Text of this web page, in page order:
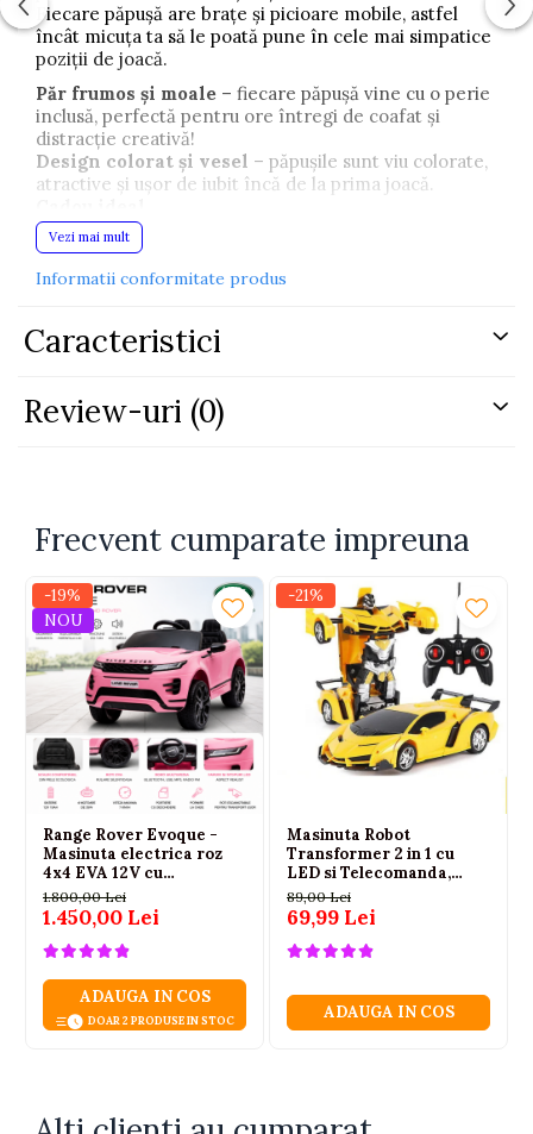
Fiecare păpușă are brațe și picioare mobile, astfel
încât micuța ta să le poată pune în cele mai simpatice
poziții de joacă.
Păr frumos și moale – fiecare păpușă vine cu o perie
inclusă, perfectă pentru ore întregi de coafat și
distracție creativă!
Design colorat și vesel – păpușile sunt viu colorate,
atractive și ușor de iubit încă de la prima joacă.
Potrivite pentru fetițe de la 3 ani în sus
Dimensiuni: 4.0 x 9.0 x 8.5 cm
Vezi mai mult
Informatii conformitate produs
Caracteristici
Review-uri (0)
Frecvent cumparate impreuna
-19%
NOU
Range Rover Evoque -
Masinuta electrica roz
4x4 EVA 12V cu
telecomanda parentala
1.800,00 Lei
1.450,00 Lei
ADAUGA IN COS
DOAR 2 PRODUSE IN STOC
-21%
Masinuta Robot
Transformer 2 in 1 cu
LED si Telecomanda,
Scara 1:18, Galbena, 6 ani+
89,00 Lei
69,99 Lei
ADAUGA IN COS